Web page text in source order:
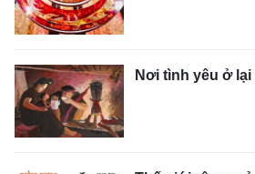
Nơi tình yêu ở lại